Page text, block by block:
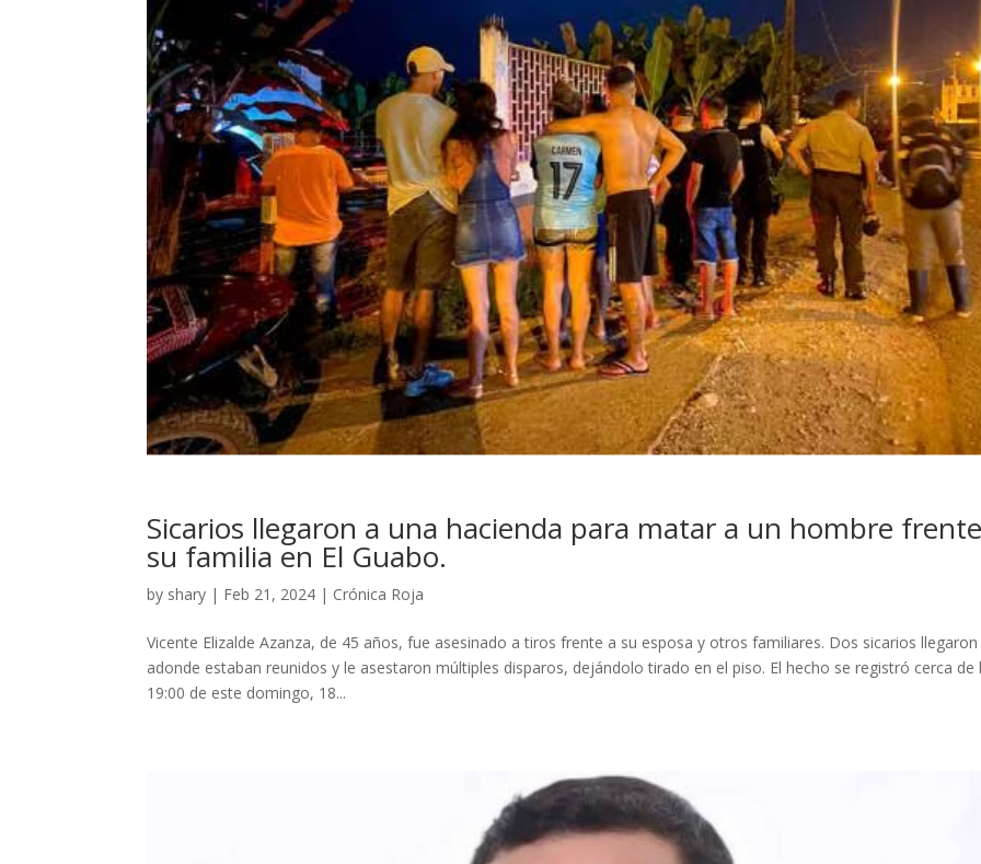
Sicarios llegaron a una hacienda para matar a un hombre
su familia en El Guabo.
by shary | Feb 21, 2024 | Crónica Roja
Vicente Elizalde Azanza, de 45 años, fue asesinado a tiros frente a su esposa y otros familiares. Dos sicarios llegaron
adonde estaban reunidos y le asestaron múltiples disparos, dejándolo tirado en el piso. El hecho se registró cerca de
19:00 de este domingo, 18...